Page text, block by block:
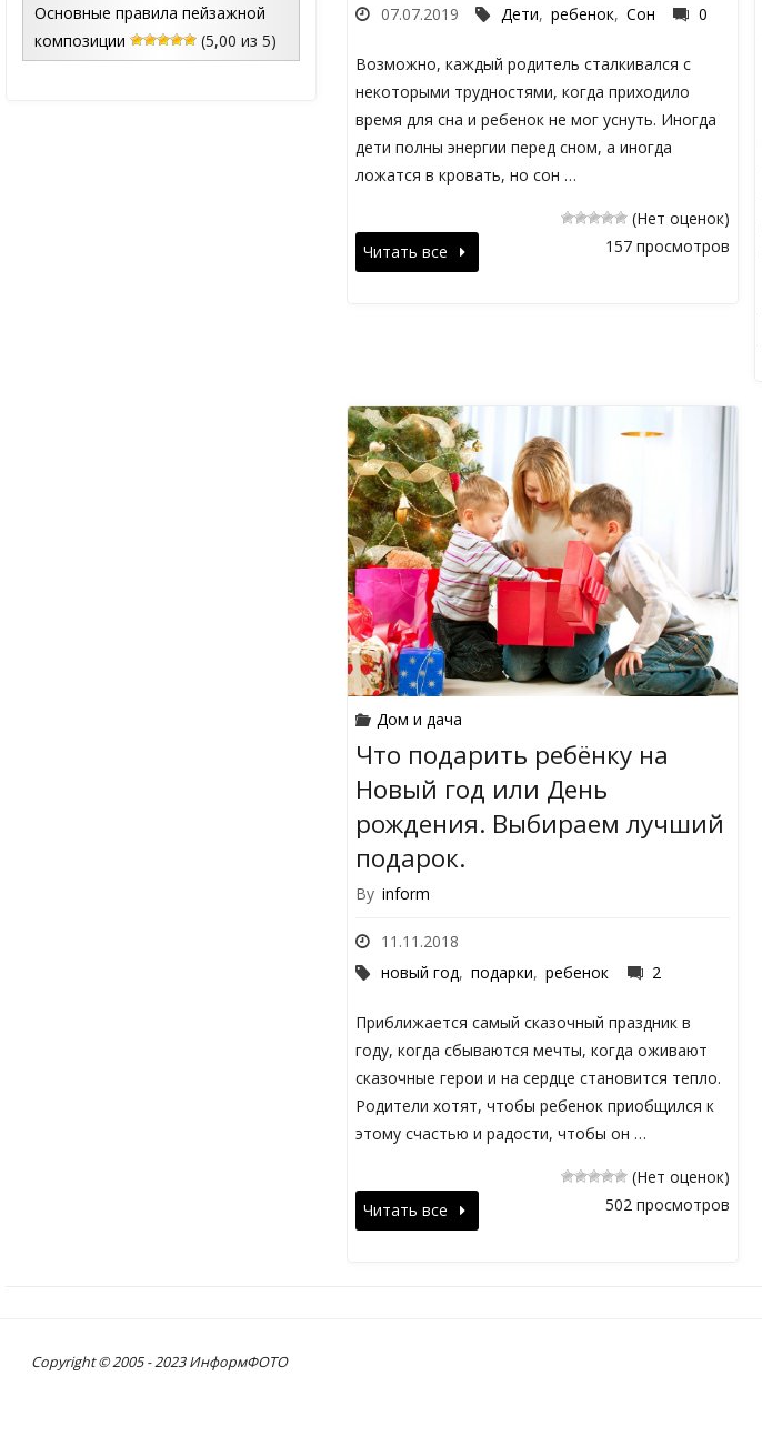
07.07.2019 Дети, ребенок, Сон 0
Возможно, каждый родитель сталкивался с
некоторыми трудностями, когда приходило
время для сна и ребенок не мог уснуть. Иногда
дети полны энергии перед сном, а иногда
ложатся в кровать, но сон …
(Нет оценок)
157 просмотров
Читать все
Дом и дача
Что подарить ребёнку на
Новый год или День
рождения. Выбираем лучший
подарок.
By inform
11.11.2018
новый год, подарки, ребенок 2
Приближается самый сказочный праздник в
году, когда сбываются мечты, когда оживают
сказочные герои и на сердце становится тепло.
Родители хотят, чтобы ребенок приобщился к
этому счастью и радости, чтобы он …
(Нет оценок)
502 просмотров
Читать все
Основные правила пейзажной
композиции
(5,00 из 5)
Copyright © 2005 - 2023 ИнформФОТО